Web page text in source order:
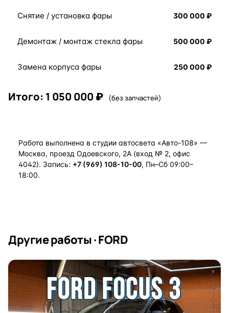
Снятие / установка фары 300 000 ₽
Демонтаж / монтаж стекла фары 500 000 ₽
Замена корпуса фары 250 000 ₽
Итого: 1 050 000 ₽ (без запчастей)
Работа выполнена в студии автосвета «Авто-108» —
Москва, проезд Одоевского, 2А (вход № 2, офис
4042). Запись: +7 (969) 108-10-00, Пн–Сб 09:00–
18:00.
Другие работы · FORD